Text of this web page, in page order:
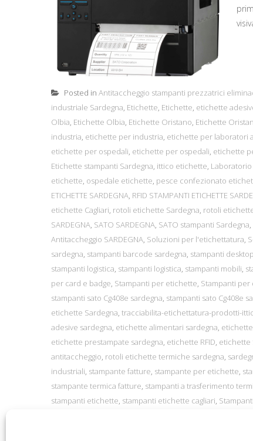
Posted in Antitaccheggio stampanti prezzatrici
industriale Sardegna, Etichette, Etichette, etichette
Olbia, Etichette Olbia, Etichette Oristano, Etichette
industria, etichette per industria, etichette per laboratori
etichette per ospedali, etichette per ospedali, etichette
Etichette stampanti Sardegna, ittico etichette,
etichette, ospedale etichette, pesce confezionato
ETICHETTE SARDEGNA, RFID STAMPANTI ETICHETTE
etichette Cagliari, rotoli etichette Sardegna, rotoli
SARDEGNA, SATO SARDEGNA, SATO stampanti Sardegna,
Antitaccheggio SARDEGNA, Soluzioni per l'etichettatura,
sardegna, stampanti barcode sardegna, stampanti
stampanti logistica, stampanti logistica, stampanti mobili,
per card e badge, Stampanti per etichette, Stampanti
stampanti sato Cg408e sardegna, stampanti sato Cg408e
etichette Sardegna, tracciabilita-etichettatura-prodotti-
adesive sardegna, etichette alimentari sardegna,
etichette prestampate sardegna, etichette RFID, etichette
antitaccheggio, rotoli etichette termiche sardegna,
industriali, stampante fatture, stampante per etichette,
stampante termica fatture, stampanti a trasferimento
stampanti etichette, stampanti etichette cagliari,